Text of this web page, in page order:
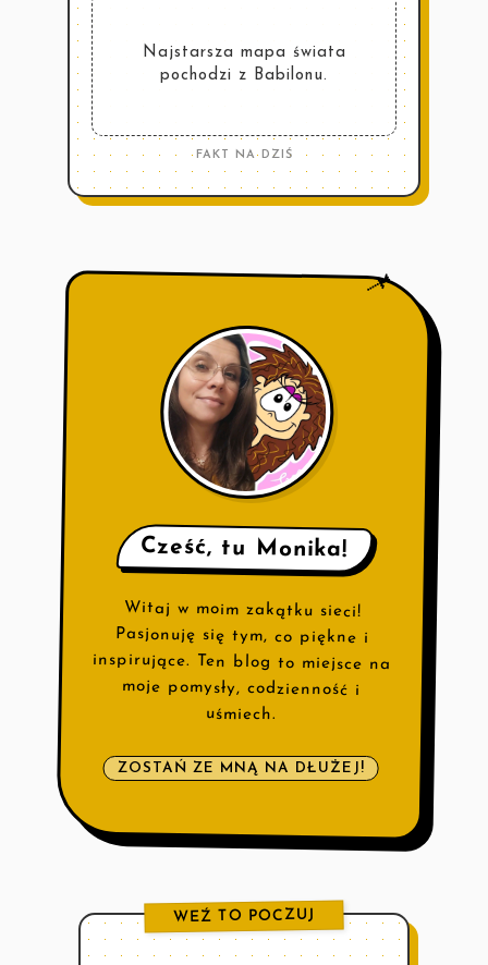
Najstarsza mapa świata
pochodzi z Babilonu.
FAKT NA DZIŚ
📌
Cześć, tu Monika!
Witaj w moim zakątku sieci!
Pasjonuję się tym, co piękne i
inspirujące. Ten blog to miejsce na
moje pomysły, codzienność i
uśmiech.
ZOSTAŃ ZE MNĄ NA DŁUŻEJ!
WEŹ TO POCZUJ